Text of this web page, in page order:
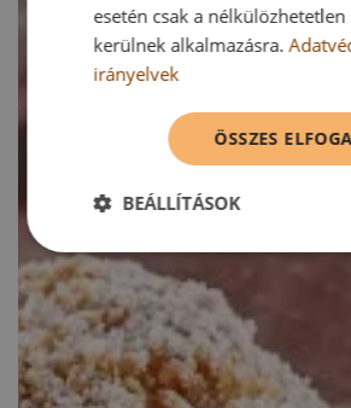
esetén csak a
kerülnek alkalmazásra.
irányelvek
ÖSSZES
BEÁLLÍTÁSOK